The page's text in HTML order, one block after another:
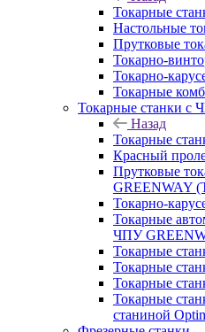
Токарные
Настольные
Прутковые
Токарно-
Токарно-
Токарные
Токарные станки с
Назад
Токарные
Красный
Прутковые
GREENWAY
Токарно-
Токарные
ЧПУ
Токарные
Токарные
Токарные
Токарные
станиной